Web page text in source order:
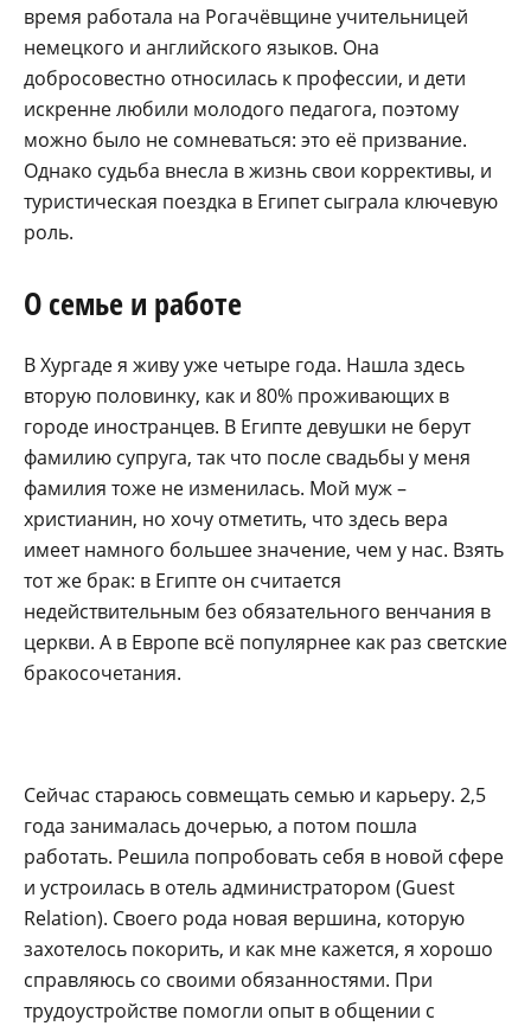
время работала на Рогачёвщине учительницей
немецкого и английского языков. Она
добросовестно относилась к профессии, и дети
искренне любили молодого педагога, поэтому
можно было не сомневаться: это её призвание.
Однако судьба внесла в жизнь свои коррективы, и
туристическая поездка в Египет сыграла ключевую
роль.
О семье и работе
В Хургаде я живу уже четыре года. Нашла здесь
вторую половинку, как и 80% проживающих в
городе иностранцев. В Египте девушки не берут
фамилию супруга, так что после свадьбы у меня
фамилия тоже не изменилась. Мой муж –
христианин, но хочу отметить, что здесь вера
имеет намного большее значение, чем у нас. Взять
тот же брак: в Египте он считается
недействительным без обязательного венчания в
церкви. А в Европе всё популярнее как раз светские
бракосочетания.
Сейчас стараюсь совмещать семью и карьеру. 2,5
года занималась дочерью, а потом пошла
работать. Решила попробовать себя в новой сфере
и устроилась в отель администратором (Guest
Relation). Своего рода новая вершина, которую
захотелось покорить, и как мне кажется, я хорошо
справляюсь со своими обязанностями. При
трудоустройстве помогли опыт в общении с